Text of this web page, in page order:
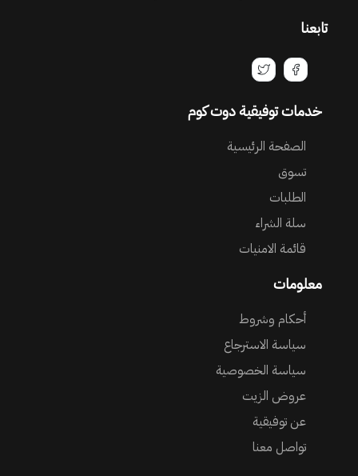
تابعنا
خدمات توفيقية دوت كوم
الصفحة الرئيسية
تسوق
الطلبات
سلة الشراء
قائمة الامنيات
معلومات
أحكام وشروط
سياسة الاسترجاع
سياسة الخصوصية
عروض الزيت
عن توفيقية
تواصل معنا